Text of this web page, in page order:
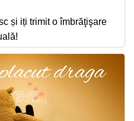
și iți trimit o îmbrăţişare